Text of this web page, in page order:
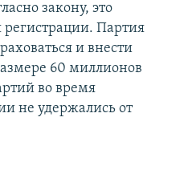
закону, это
Партия
и внести
60 миллионов
во время
не удержались от